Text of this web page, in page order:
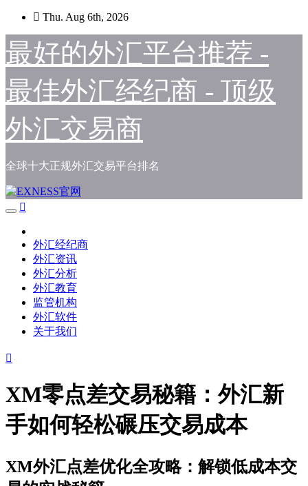
Skip
content
Thu. Aug 6th, 2026
最好的外汇平台推荐 -
最佳外汇经纪商 - 顶级
外汇交易商
全球十大正规外汇交易平台排名
外汇经纪商
外汇资讯
外汇分析
外汇教育
监管机构
外汇软件
关于我们
XM零点差交易秘籍：外汇新
手如何轻松碾压交易成本
XM外汇点差优化全攻略：解锁低成本交